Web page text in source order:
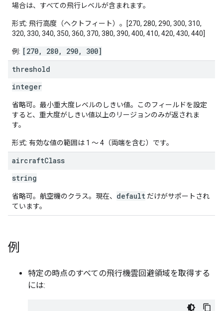
場合は、すべての飛行レベルが含まれます。
形式: 飛行高度（ヘクトフィート）。[270, 280, 290, 300, 310,
320, 330, 340, 350, 360, 370, 380, 390, 400, 410, 420, 430, 440]
例: [270, 280, 290, 300]
threshold
integer
省略可。最小重大度レベルのしきい値。このフィールドを設定
すると、重大度がしきい値以上のリージョンのみが返されま
す。
形式: 有効な値の範囲は 1 ～ 4（両端を含む）です。
aircraftClass
string
省略可。航空機のクラス。現在、 default だけがサポートされ
ています。
例
特定の時点のすべての飛行機雲回避領域を取得する
には: